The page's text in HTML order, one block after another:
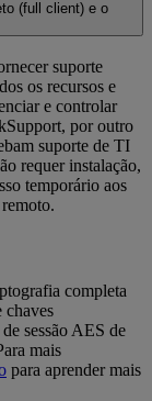
(full client) e o
suporte
os recursos e
e controlar
por outro
suporte de TI
requer instalação,
temporário aos
completa
chaves
sessão AES de
mais
para aprender mais